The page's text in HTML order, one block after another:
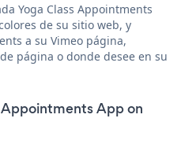
Yoga Class Appointments
de su sitio web, y
a su Vimeo página,
página o donde desee en su
Appointments App on